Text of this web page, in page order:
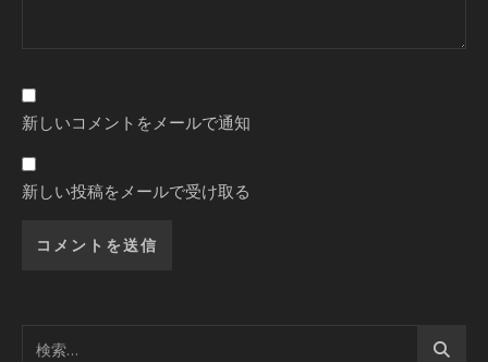
新しいコメントをメールで通知
新しい投稿をメールで受け取る